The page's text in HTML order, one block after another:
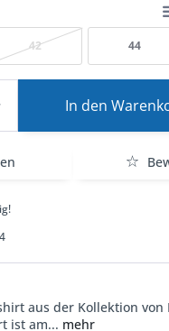
42 44
In den
aus der Kollektion
ist am... mehr